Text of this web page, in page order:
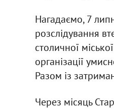
Нагадаємо, 7
розслідування
столичної
організації
Разом із
Через місяць